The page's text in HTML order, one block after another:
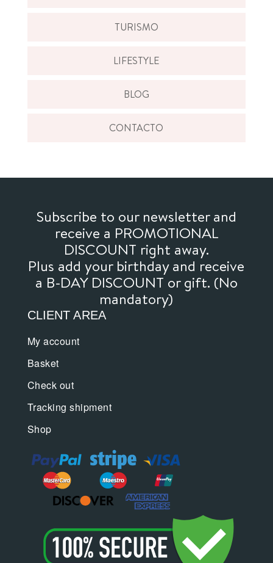
TURISMO
LIFESTYLE
BLOG
CONTACTO
Subscribe to our newsletter and
receive a PROMOTIONAL
DISCOUNT right away.
Plus add your birthday and receive
a B-DAY DISCOUNT or gift. (No
mandatory)
CLIENT AREA
My account
Basket
Check out
Tracking shipment
Shop